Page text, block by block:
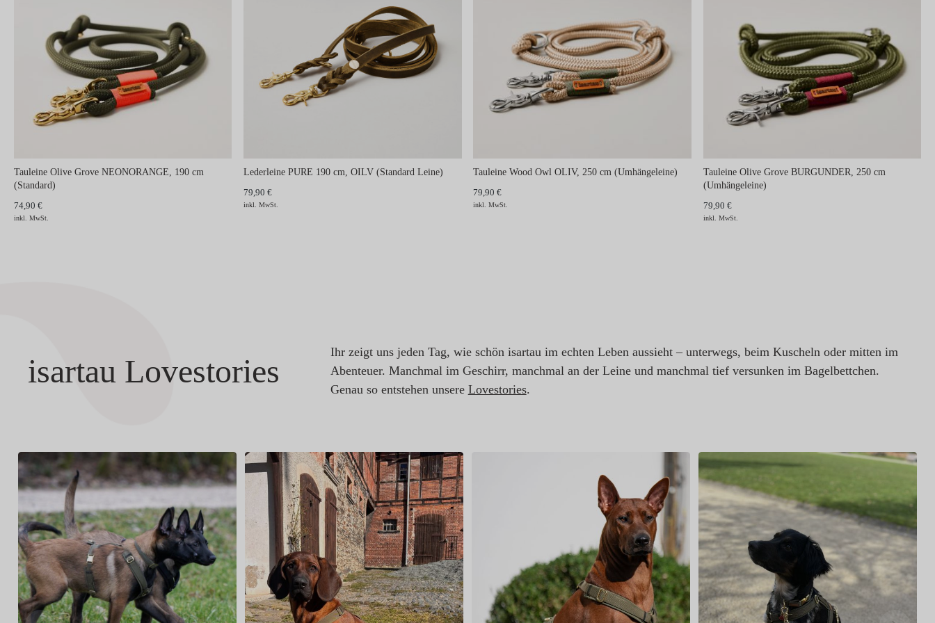
Tauleine Olive Grove NEONORANGE, 190 cm
(Standard)
74,90 €
inkl. MwSt.
Lederleine PURE 190 cm, OILV (Standard Leine)
79,90 €
inkl. MwSt.
Tauleine Wood Owl OLIV, 250 cm (Umhängeleine)
79,90 €
inkl. MwSt.
Tauleine Olive Grove BURGUNDER, 250 cm
(Umhängeleine)
79,90 €
inkl. MwSt.
isartau Lovestories
Ihr zeigt uns jeden Tag, wie schön isartau im echten Leben aussieht – unterwegs, beim Kuscheln oder mitten im
Abenteuer. Manchmal im Geschirr, manchmal an der Leine und manchmal tief versunken im Bagelbettchen.
Genau so entstehen unsere Lovestories.